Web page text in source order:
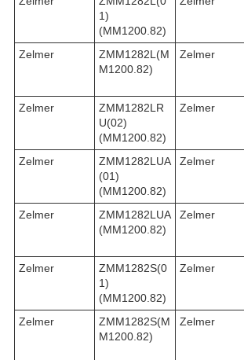
1)
(MM1200.82)
Zelmer
ZMM1282L(M
M1200.82)
Zelmer
Zelmer
ZMM1282LR
U(02)
(MM1200.82)
Zelmer
Zelmer
ZMM1282LUA
(01)
(MM1200.82)
Zelmer
Zelmer
ZMM1282LUA
(MM1200.82)
Zelmer
Zelmer
ZMM1282S(0
1)
(MM1200.82)
Zelmer
Zelmer
ZMM1282S(M
M1200.82)
Zelmer